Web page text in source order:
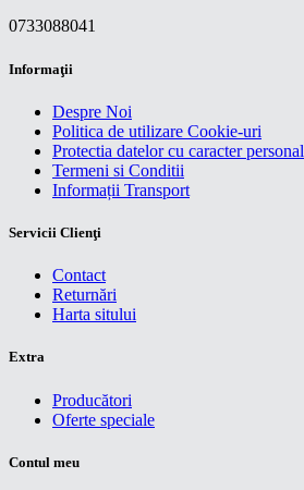
0733088041
Informaţii
Despre Noi
Politica de utilizare Cookie-uri
Protectia datelor cu caracter personal
Termeni si Conditii
Informații Transport
Servicii Clienţi
Contact
Returnări
Harta sitului
Extra
Producători
Oferte speciale
Contul meu